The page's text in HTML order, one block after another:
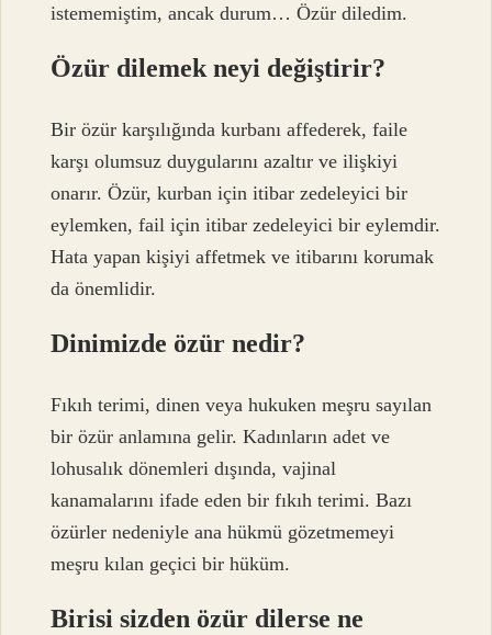
istememiştim, ancak durum… Özür diledim.
Özür dilemek neyi değiştirir?
Bir özür karşılığında kurbanı affederek, faile
karşı olumsuz duygularını azaltır ve ilişkiyi
onarır. Özür, kurban için itibar zedeleyici bir
eylemken, fail için itibar zedeleyici bir eylemdir.
Hata yapan kişiyi affetmek ve itibarını korumak
da önemlidir.
Dinimizde özür nedir?
Fıkıh terimi, dinen veya hukuken meşru sayılan
bir özür anlamına gelir. Kadınların adet ve
lohusalık dönemleri dışında, vajinal
kanamalarını ifade eden bir fıkıh terimi. Bazı
özürler nedeniyle ana hükmü gözetmemeyi
meşru kılan geçici bir hüküm.
Birisi sizden özür dilerse ne